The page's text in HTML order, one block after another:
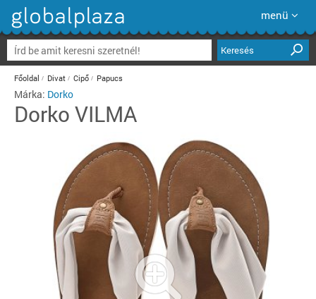
menü
Keresés
Főoldal Divat Cipő Papucs
Márka: Dorko
Dorko VILMA